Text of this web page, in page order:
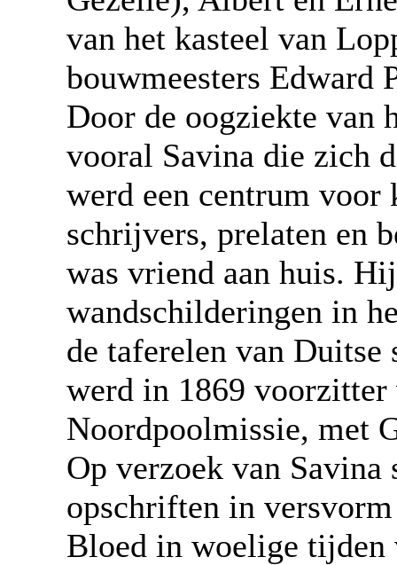
van het kasteel van
bouwmeesters Edward
Door de oogziekte van
vooral Savina die zich
werd een centrum voor
schrijvers, prelaten en
was vriend aan huis.
wandschilderingen in
de taferelen van
werd in 1869 voorzitter
Noordpoolmissie, met
Op verzoek van
opschriften in
Bloed in woelige tijden